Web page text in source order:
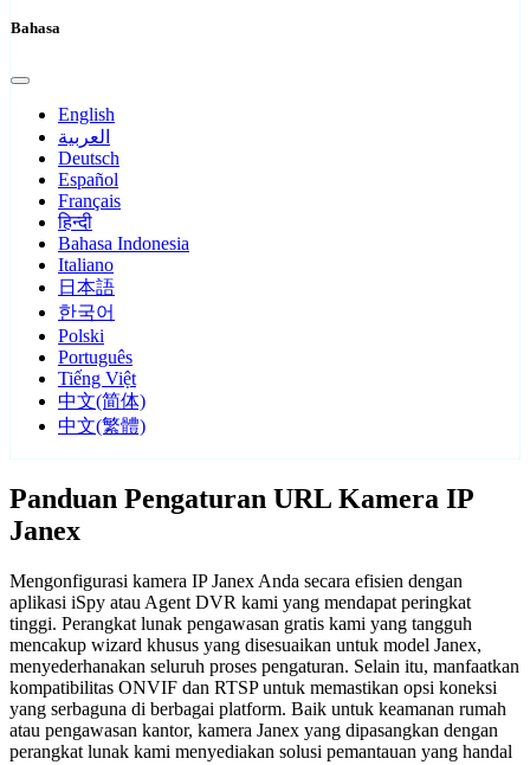
Bahasa
English
العربية
Deutsch
Español
Français
हिन्दी
Bahasa Indonesia
Italiano
日本語
한국어
Polski
Português
Tiếng Việt
中文(简体)
中文(繁體)
Panduan Pengaturan URL Kamera IP
Janex
Mengonfigurasi kamera IP Janex Anda secara efisien dengan
aplikasi iSpy atau Agent DVR kami yang mendapat peringkat
tinggi. Perangkat lunak pengawasan gratis kami yang tangguh
mencakup wizard khusus yang disesuaikan untuk model Janex,
menyederhanakan seluruh proses pengaturan. Selain itu, manfaatkan
kompatibilitas ONVIF dan RTSP untuk memastikan opsi koneksi
yang serbaguna di berbagai platform. Baik untuk keamanan rumah
atau pengawasan kantor, kamera Janex yang dipasangkan dengan
perangkat lunak kami menyediakan solusi pemantauan yang handal